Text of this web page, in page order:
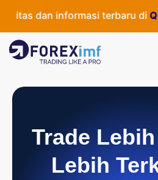
dan informasi terbaru di
Trade
Lebih